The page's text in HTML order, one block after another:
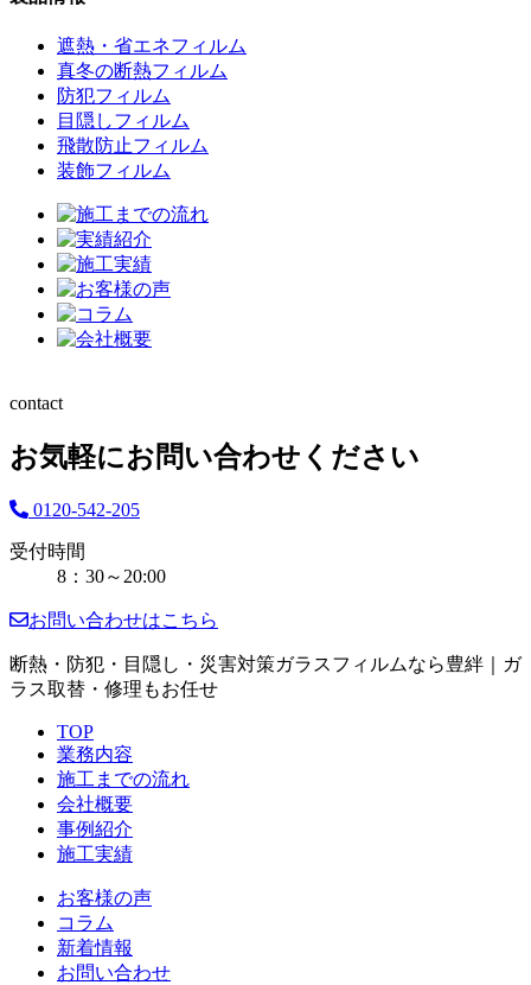
遮熱・省エネフィルム
真冬の断熱フィルム
防犯フィルム
目隠しフィルム
飛散防止フィルム
装飾フィルム
contact
お気軽にお問い合わせください
0120-542-205
受付時間
8：30～20:00
お問い合わせはこちら
断熱・防犯・目隠し・災害対策ガラスフィルムなら豊絆｜ガ
ラス取替・修理もお任せ
TOP
業務内容
施工までの流れ
会社概要
事例紹介
施工実績
お客様の声
コラム
新着情報
お問い合わせ